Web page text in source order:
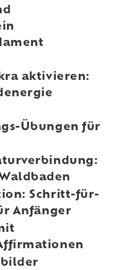
aktivieren:
Übungen für
Schritt-für-
Anfänger